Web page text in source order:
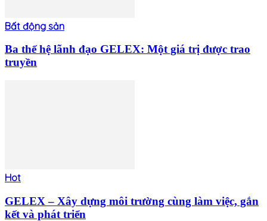
Bất động sản
Ba thế hệ lãnh đạo GELEX: Một giá trị được trao
truyền
Hot
GELEX – Xây dựng môi trường cùng làm việc, gắn
kết và phát triển